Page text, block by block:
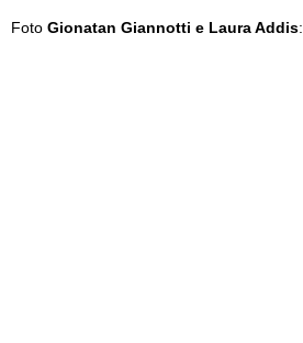
Foto Gionatan Giannotti e Laura Addis: